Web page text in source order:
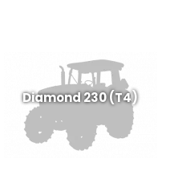
Diamond 230 (T4)